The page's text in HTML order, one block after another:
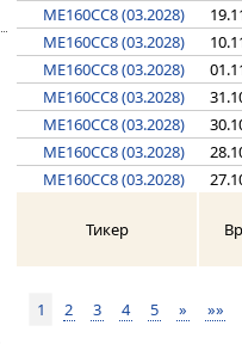
ME160CC8 (03.2028)
ME160CC8 (03.2028)
ME160CC8 (03.2028)
ME160CC8 (03.2028)
ME160CC8 (03.2028)
ME160CC8 (03.2028)
ME160CC8 (03.2028)
Тикер
1 2 3 4 5 » »»